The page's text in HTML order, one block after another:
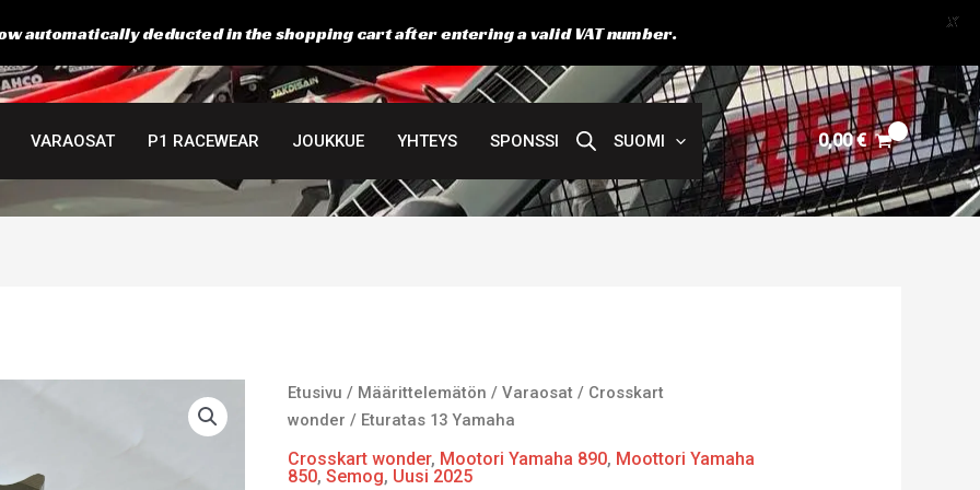
VARAOSAT P1 RACEWEAR JOUKKUE YHTEYS SPONSSI SUOMI 0,00€
Etusivu / Määrittelemätön /Varaosat / Crosskart
wonder / Eturatas 13 Yamaha
Crosskart wonder, Mootori Yamaha 890, Moottori Yamaha
850,Semog, Uusi 2025
Eturatas
13
Yamaha
määrä
automatically deducted in the shopping cart after entering a valid VAT number. X